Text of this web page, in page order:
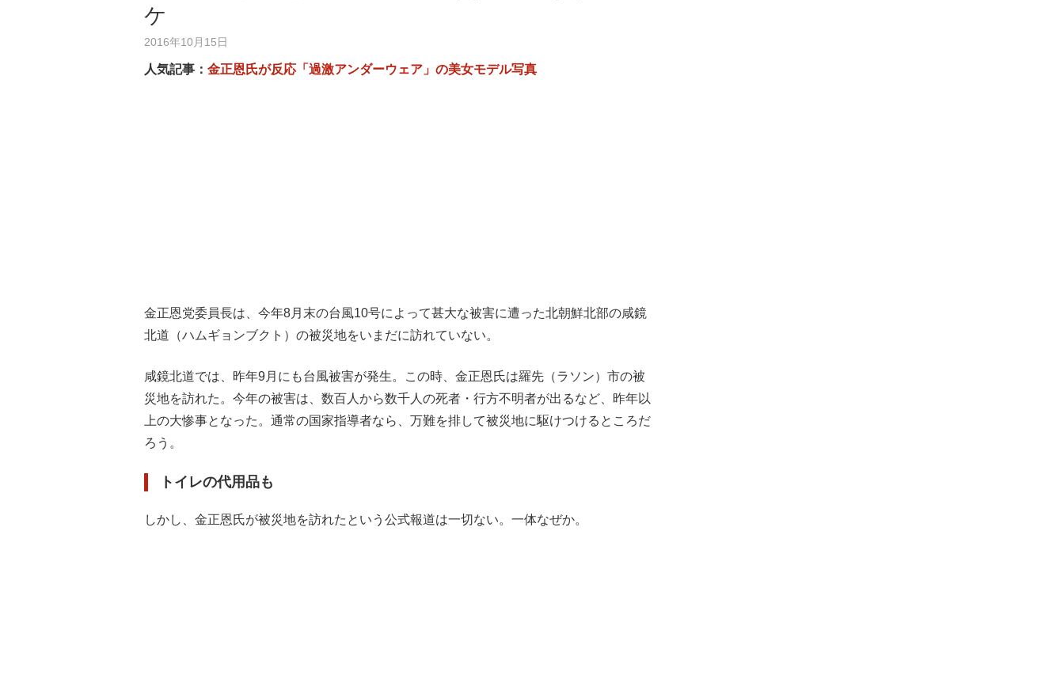
ケ
2016年10月15日
人気記事： 金正恩氏が反応「過激アンダーウェア」の美女モデル写真
金正恩党委員長は、今年8月末の台風10号によって甚大な被害に遭った北朝鮮北部の咸鏡
北道（ハムギョンブクト）の被災地をいまだに訪れていない。
咸鏡北道では、昨年9月にも台風被害が発生。この時、金正恩氏は羅先（ラソン）市の被
災地を訪れた。今年の被害は、数百人から数千人の死者・行方不明者が出るなど、昨年以
上の大惨事となった。通常の国家指導者なら、万難を排して被災地に駆けつけるところだ
ろう。
トイレの代用品も
しかし、金正恩氏が被災地を訪れたという公式報道は一切ない。一体なぜか。